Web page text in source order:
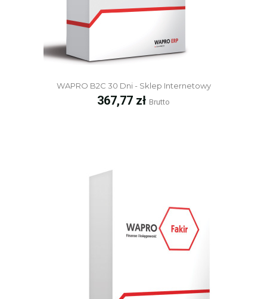
WAPRO B2C 30 Dni - Sklep Internetowy
Cena
367,77 zł Brutto